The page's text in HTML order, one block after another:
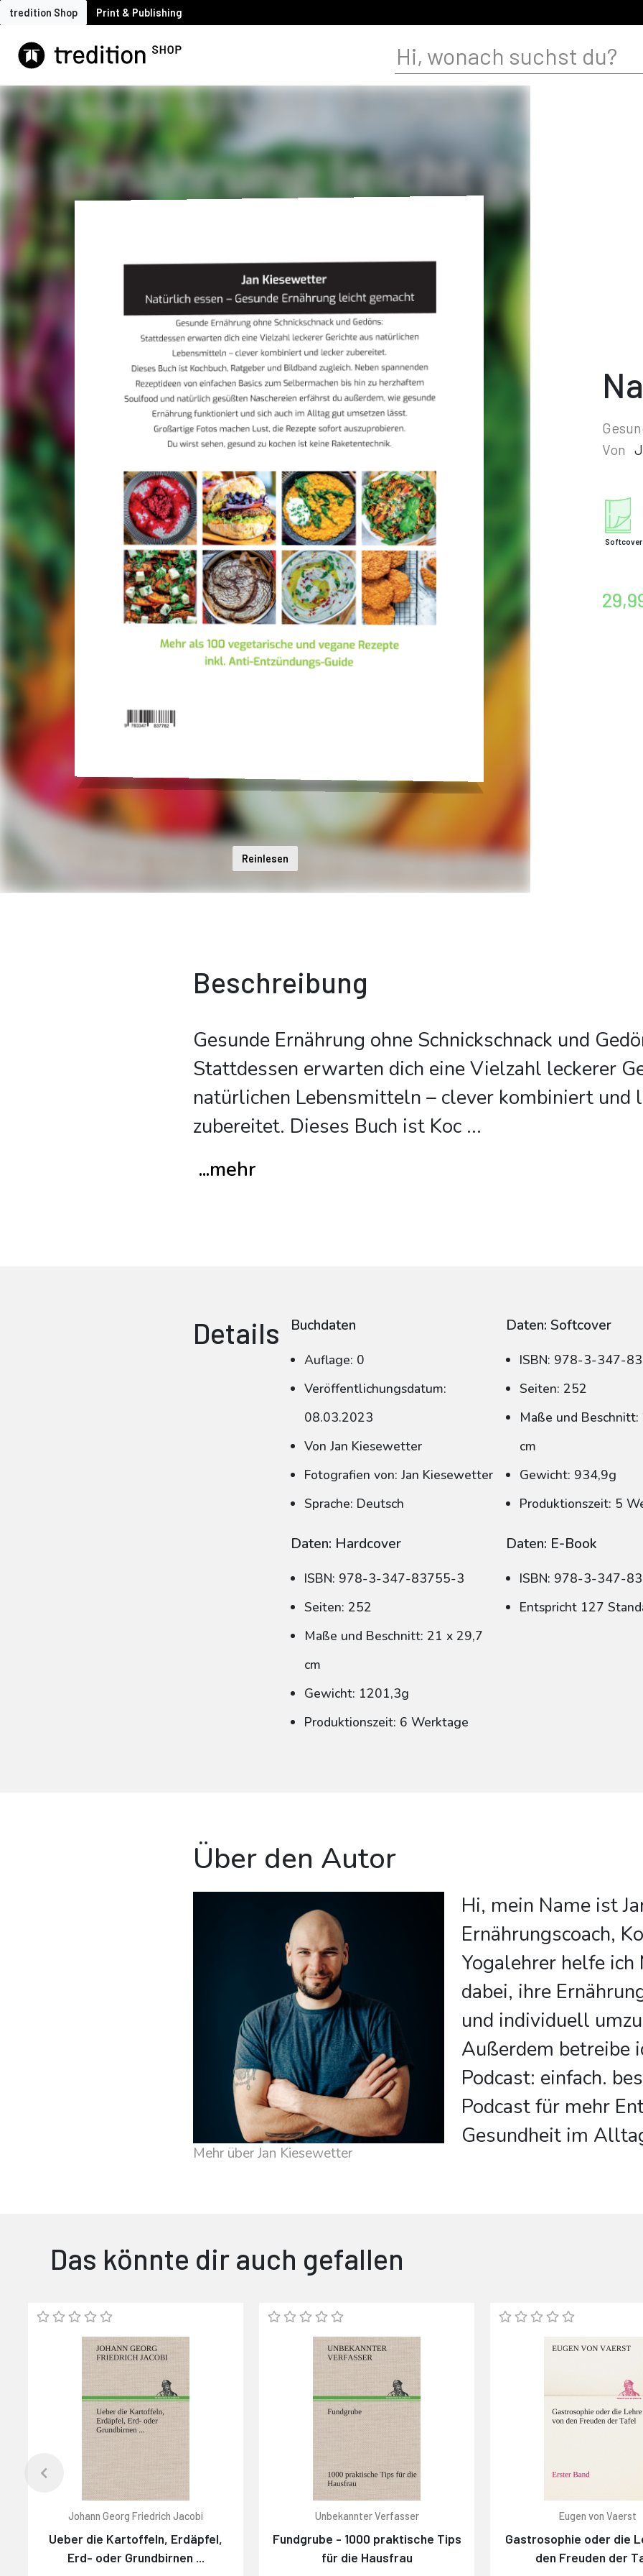
tredition Shop Print & Publishing
Reinlesen
Von
Softcover
Beschreibung
Gesunde Ernährung ohne Schnickschnack und
Stattdessen erwarten dich eine Vielzahl leckerer
natürlichen Lebensmitteln – clever kombiniert und
zubereitet. Dieses Buch ist Koc...
...mehr
Details Buchdaten
Auflage: 0
Veröffentlichungsdatum:
08.03.2023
Von Jan Kiesewetter
Fotografien von: Jan Kiesewetter
Sprache: Deutsch
Daten: Softcover
ISBN: 978-3-347-
Seiten: 252
Maße und
cm
Gewicht: 934,9g
Produktionszeit: 5
Daten: Hardcover
ISBN: 978-3-347-83755-3
Seiten: 252
Maße und Beschnitt: 21 x 29,7
cm
Gewicht: 1201,3g
Produktionszeit: 6 Werktage
Daten: E-Book
ISBN: 978-3-347-
Entspricht 127
Über den Autor
Mehr über Jan Kiesewetter
Hi, mein Name ist
Ernährungscoach,
Yogalehrer helfe ich
dabei, ihre
und individuell
Außerdem betreibe
Podcast: einfach.
Podcast für mehr
Gesundheit im
Das könnte dir auch gefallen
Johann Georg Friedrich Jacobi
Ueber die Kartoffeln, Erdäpfel,
Erd- oder Grundbirnen ...
Unbekannter Verfasser
Fundgrube - 1000 praktische Tips
für die Hausfrau
Eugen von Vaerst
Gastrosophie oder die
den Freuden der